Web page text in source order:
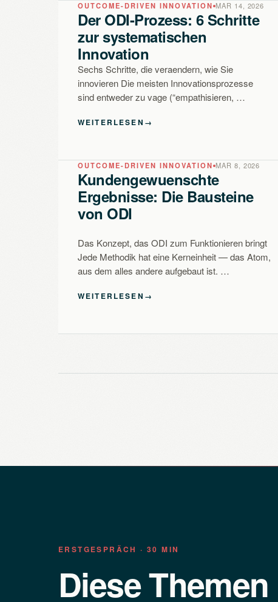
OUTCOME-DRIVEN INNOVATION MAR 14, 2026
Der ODI-Prozess: 6 Schritte
zur systematischen
Innovation
Sechs Schritte, die veraendern, wie Sie
innovieren Die meisten Innovationsprozesse
sind entweder zu vage (“empathisieren, …
WEITERLESEN →
OUTCOME-DRIVEN INNOVATION MAR 8, 2026
Kundengewuenschte
Ergebnisse: Die Bausteine
von ODI
Das Konzept, das ODI zum Funktionieren bringt
Jede Methodik hat eine Kerneinheit — das Atom,
aus dem alles andere aufgebaut ist. …
WEITERLESEN →
ERSTGESPRÄCH · 30 MIN
Diese Themen